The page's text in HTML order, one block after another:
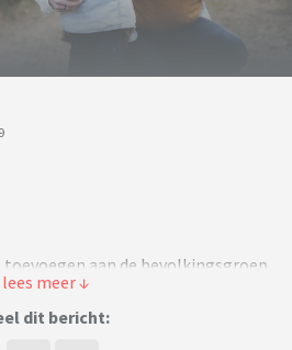
aan de bevolkingsgroep
dit bericht: